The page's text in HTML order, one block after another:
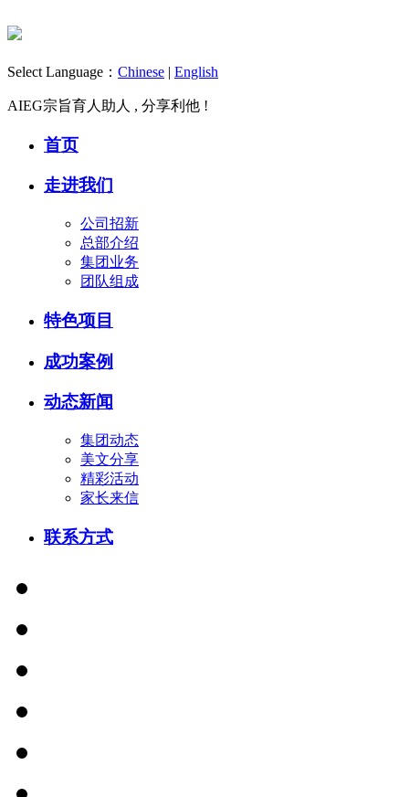
Select Language： Chinese | English
AIEG宗旨育人助人 , 分享利他 !
首页
走进我们
公司招新
总部介绍
集团业务
团队组成
特色项目
成功案例
动态新闻
集团动态
美文分享
精彩活动
家长来信
联系方式